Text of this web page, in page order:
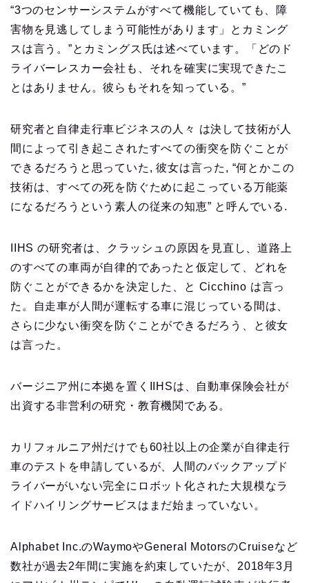
“3つのセンサーシステムがすべて機能していても、障
害物を見逃してしまう可能性があります」とカミング
スは言う。”とカミングス氏は述べています。「どのド
ライバーレスカー会社も、それを確実に実現できたこ
とはありません。彼らもそれを知っている。”
研究者と自律走行車ビジネスの人々 は決して技術が人
間によって引き起こされたすべての衝突を防ぐことが
できるだろうと思っていた, 彼女は言った, “何とかこの
技術は、すべての死を防ぐために起こっている万能薬
になるだろうという素人の従来の知恵” と呼んでいる.
IIHS の研究者は、クラッシュの原因を見直し、道路上
のすべての車両が自律的であったと仮定して、どれを
防ぐことができるかを決定した、と Cicchino は言っ
た。自走車が人間が運転する車に混じっている間は、
さらに少ない衝突を防ぐことができるだろう、と彼女
は言った。
バージニア州に本拠を置くIIHSは、自動車保険会社が
出資する非営利の研究・教育機関である。
カリフォルニア州だけでも60社以上の企業が自律走行
車のテストを申請しているが、人間のバックアップド
ライバーがいない完全にロボット化された大規模なラ
イドハイリングサービスはまだ始まっていない。
Alphabet Inc.のWaymoやGeneral MotorsのCruiseなど
数社が過去2年間に実施を約束していたが、2018年3月